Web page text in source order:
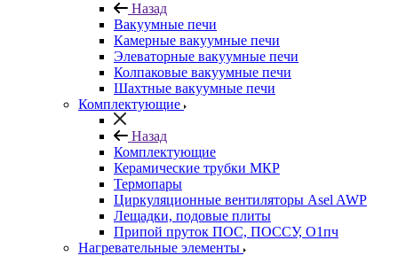
Назад
Вакуумные печи
Камерные вакуумные печи
Элеваторные вакуумные печи
Колпаковые вакуумные печи
Шахтные вакуумные печи
Комплектующие
Назад
Комплектующие
Керамические трубки МКР
Термопары
Циркуляционные вентиляторы Asel AWP
Лещадки, подовые плиты
Припой пруток ПОС, ПОССУ, О1пч
Нагревательные элементы